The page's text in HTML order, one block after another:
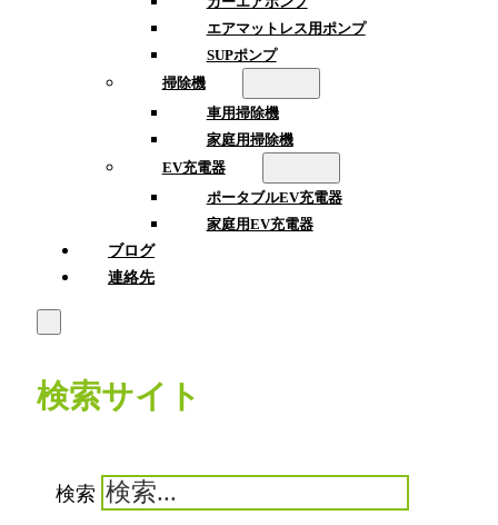
エアマットレス用ポンプ
SUPポンプ
掃除機
車用掃除機
家庭用掃除機
EV充電器
ポータブルEV充電器
家庭用EV充電器
ブログ
連絡先
検索サイト
検索